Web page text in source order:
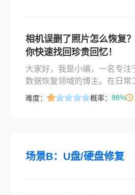
相机误删了照片怎么恢复
你快速找回珍贵回忆！
大家好，我是小编，一名专注
数据恢复领域的博主。在日常
到粉丝求助：“小编，我不小
合多年经验，为大家系统梳理
难度： 概率： 98%
场景B：U盘/硬盘修复